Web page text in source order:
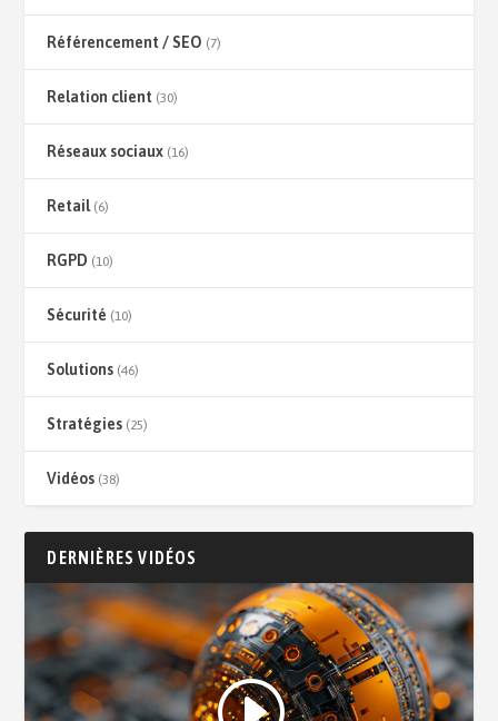
Référencement / SEO (7)
Relation client (30)
Réseaux sociaux (16)
Retail(6)
RGPD (10)
Sécurité (10)
Solutions (46)
Stratégies (25)
Vidéos (38)
DERNIÈRES VIDÉOS